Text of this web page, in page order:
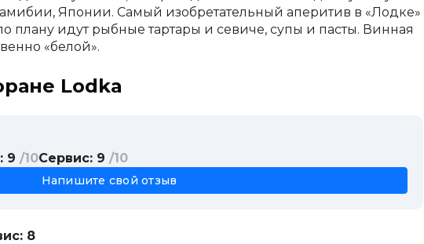
Японии. Самый изобретательный аперитив в «Лодке»
идут рыбные тартары и севиче, супы и пасты. Винная
«белой».
Lodka
9 /10Сервис: 9 /10
Напишите свой отзыв
8